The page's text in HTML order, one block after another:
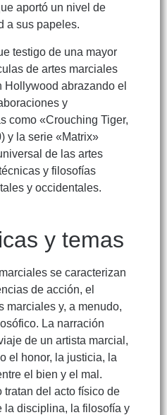
aportó un nivel de
a sus papeles.
testigo de una mayor
de artes marciales
abrazando el
y
como «Crouching Tiger,
y la serie «Matrix»
de las artes
y filosofías
y occidentales.
y temas
se caracterizan
de acción, el
marciales y, a menudo,
La narración
de un artista marcial,
el honor, la justicia, la
el bien y el mal.
tratan del acto físico de
la disciplina, la filosofía y